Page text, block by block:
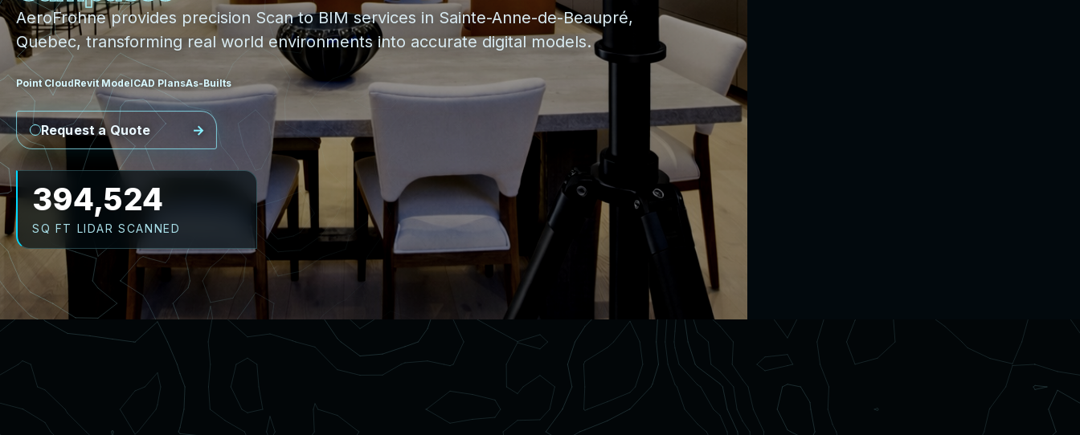
AeroFrohne provides precision Scan to BIM services in Sainte-Anne-de-Beaupré,
Quebec, transforming real world environments into accurate digital models.
Point CloudRevit ModelCAD PlansAs-Builts
Request a Quote
504,114
SQ FT LIDAR SCANNED